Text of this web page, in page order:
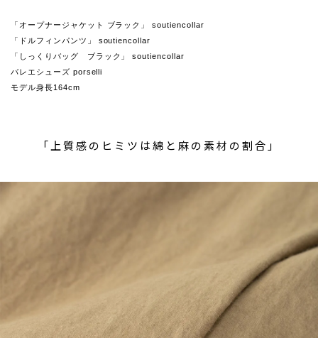
「オープナージャケット ブラック」 soutiencollar
「ドルフィンパンツ」 soutiencollar
「しっくりバッグ ブラック」 soutiencollar
バレエシューズ porselli
モデル身長164cm
「上質感のヒミツは綿と麻の素材の割合」